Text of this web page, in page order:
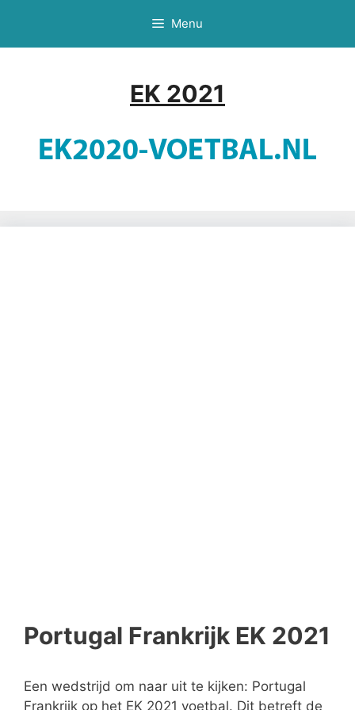
de
Menu
EK 2021
Portugal Frankrijk EK 2021
Een wedstrijd om naar uit te kijken: Portugal
Frankrijk op het EK 2021 voetbal. Dit betreft de